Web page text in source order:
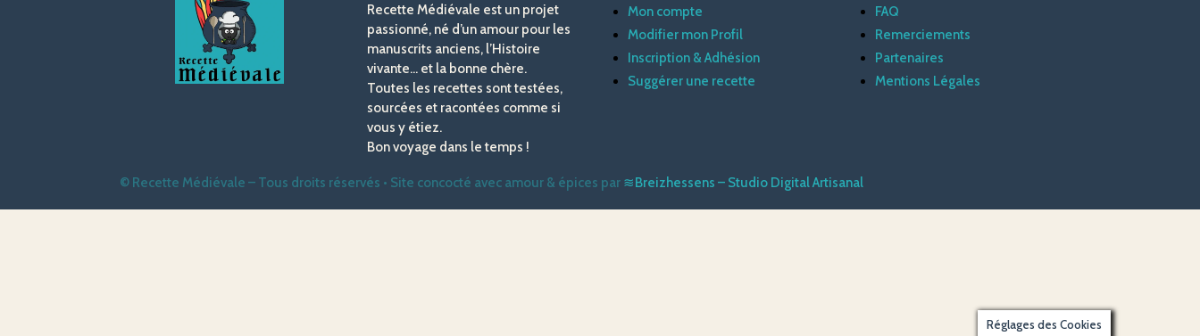
Recette Médiévale est un projet
passionné, né d’un amour pour les
manuscrits anciens, l’Histoire
vivante… et la bonne chère.
Toutes les recettes sont testées,
sourcées et racontées comme si
vous y étiez.
Bon voyage dans le temps !
Mon compte
Modifier mon Profil
Inscription & Adhésion
Suggérer une recette
FAQ
Remerciements
Partenaires
Mentions Légales
© Recette Médiévale – Tous droits réservés • Site concocté avec amour & épices par ≋Breizhessens – Studio Digital Artisanal
Réglages des Cookies